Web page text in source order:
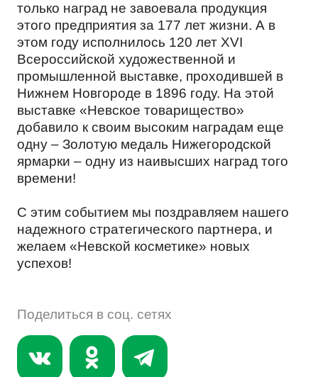
КОРПОРАТИВНАЯ ЭТИКА
ПОЛИТИКА ОБРАБОТКИ
ПЕРСОНАЛЬНЫХ ДАННЫХ
КОСМЕТИЧЕСКИЕ СРЕДСТВА
СУБЛИМИРОВАННЫЕ ПРОДУКТЫ
КОРМА ДЛЯ ЖИВОТНЫХ
СЫПУЧИЕ ПРОДУКТЫ
МАСЛОЖИРОВАЯ ПРОДУКЦИЯ
только наград не завоевала продукция
этого предприятия за 177 лет жизни. А в
этом году исполнилось 120 лет XVI
Всероссийской художественной и
промышленной выставке, проходившей в
Нижнем Новгороде в 1896 году. На этой
выставке «Невское товарищество»
добавило к своим высоким наградам еще
одну – Золотую медаль Нижегородской
ярмарки – одну из наивысших наград того
времени!
С этим событием мы поздравляем нашего
надежного стратегического партнера, и
желаем «Невской косметике» новых
успехов!
Поделиться в соц. сетях